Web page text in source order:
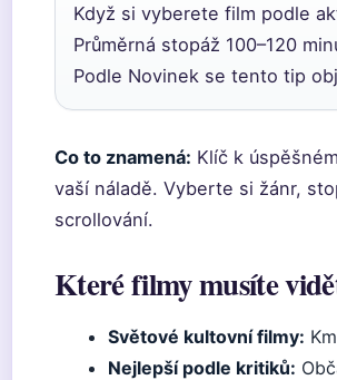
Když si vyberete film podle
Průměrná stopáž 100–120
Podle Novinek se tento tip
Co to znamená: Klíč k
vaší náladě. Vyberte si žánr,
scrollování.
Které filmy musíte
Světové kultovní filmy:
Nejlepší podle kritiků: